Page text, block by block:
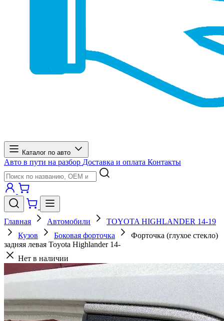
Каталог по авто
Авто в пути на разбор Доставка и оплата Контакты
Главная Автомобили
TOYOTA HIGHLANDER 14-19
Кузов
Боковая форточка
Форточка (глухое стекло)
задняя левая Toyota Highlander 14-
Нет в наличии